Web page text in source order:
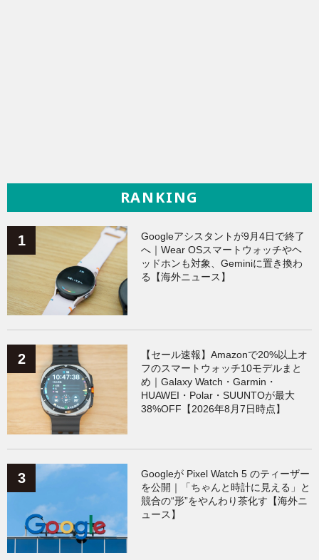
RANKING
Googleアシスタントが9月4日で終了
へ｜Wear OSスマートウォッチやヘ
ッドホンも対象、Geminiに置き換わ
る【海外ニュース】
【セール速報】Amazonで20%以上オ
フのスマートウォッチ10モデルまと
め｜Galaxy Watch・Garmin・
HUAWEI・Polar・SUUNTOが最大
38%OFF【2026年8月7日時点】
Googleが Pixel Watch 5 のティーザー
を公開｜「ちゃんと時計に見える」と
競合の“形”をやんわり茶化す【海外ニ
ュース】